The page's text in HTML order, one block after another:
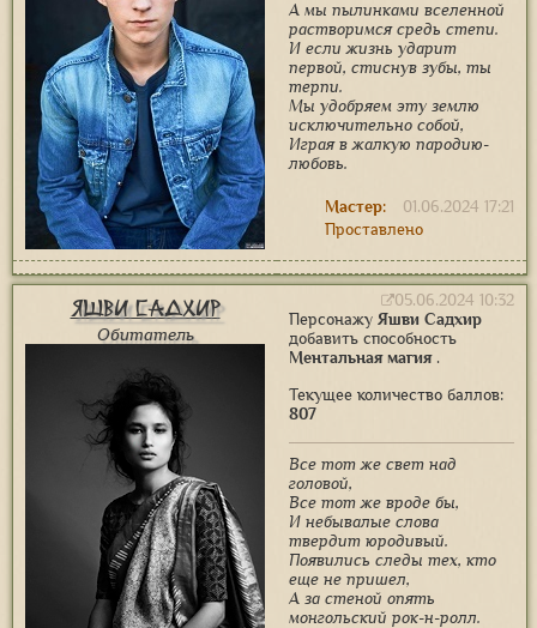
А мы пылинками вселенной
растворимся средь степи.
И если жизнь ударит
первой, стиснув зубы, ты
терпи.
Мы удобряем эту землю
исключительно собой,
Играя в жалкую пародию-
любовь.
01.06.2024 17:21
Мастер:
Проставлено
Яшви Садхир
Обитатель
05.06.2024 10:32
Персонажу Яшви Садхир
добавить способность
Ментальная магия.
Текущее количество баллов:
807
Все тот же свет над
головой,
Все тот же вроде бы,
И небывалые слова
твердит юродивый.
Появились следы тех, кто
еще не пришел,
А за стеной опять
монгольский рок-н-ролл.